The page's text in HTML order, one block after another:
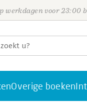
werkdagen voor 23:00
Overige boeken